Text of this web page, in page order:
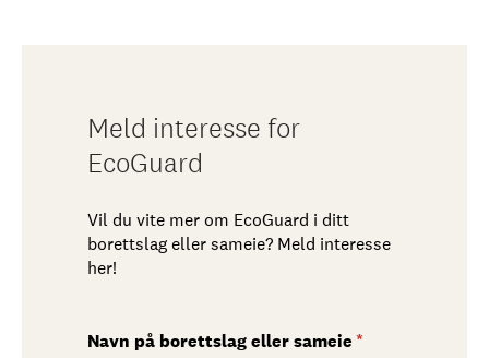
Om oss
Meld interesse for
EcoGuard
Vil du vite mer om EcoGuard i ditt
borettslag eller sameie? Meld interesse
her!
Navn på borettslag eller sameie*
(nødvendig)